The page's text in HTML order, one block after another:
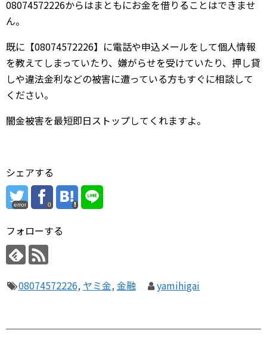
08074572226からはまともにお金を借りることはできませ
ん。
既に【08074572226】に電話や申込メールをして個人情報
を教えてしまっていたり、嫌がらせを受けていたり、押し貸
しや違法金利などの被害に遭っている方もすぐに相談して
ください。
闇金被害を最短即日ストップしてくれますよ。
シェアする
error 0
フォローする
08074572226, ヤミ金, 金融 yamihigai